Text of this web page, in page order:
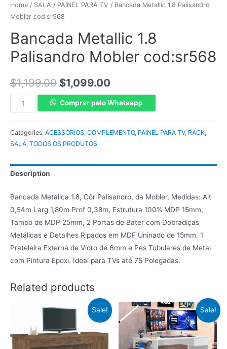
Home / SALA / PAINEL PARA TV / Bancada Metallic 1.8 Palisandro
Mobler cod:sr568
Bancada Metallic 1.8
Palisandro Mobler cod:sr568
$1,199.00 $1,099.00
Comprar pelo Whatsapp
Categories: ACESSÓRIOS, COMPLEMENTO, PAINEL PARA TV, RACK,
SALA, TODOS OS PRODUTOS
Description
Bancada Metalica 1.8, Côr Palisandro, da Mobler, Medidas: Alt
0,54m Larg 1,80m Prof 0,38m, Estrutura 100% MDP 15mm,
Tampo de MDP 25mm, 2 Portas de Bater com Dobradiças
Metálicas e Detalhes Ripados em MDF Uninado de 15mm, 1
Prateleira Externa de Vidro de 6mm e Pés Tubulares de Metal
com Pintura Epoxi. Ideal para TVs até 75 Polegadas.
Related products
Sale! Sale!